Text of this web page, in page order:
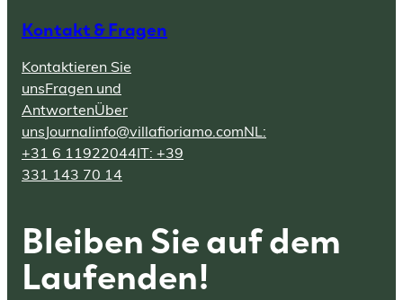
Kontakt & Fragen
Kontaktieren Sie
unsFragen und
AntwortenÜber
unsJournalinfo@villafioriamo.comNL:
+31 6 11922044IT: +39
331 143 70 14
Bleiben Sie auf dem
Laufenden!